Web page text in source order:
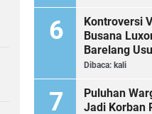
Kontroversi
Busana
Barelang
Pelanggaran
Dibaca: kali
Puluhan
Jadi Korban